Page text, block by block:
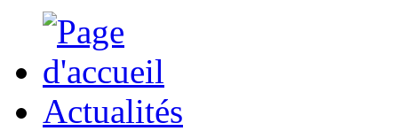
Actualités